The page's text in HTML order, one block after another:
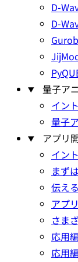
D-
D-
量子ア
イン
量子
アプリ
イン
まず
伝え
アプ
さま
応用
応用